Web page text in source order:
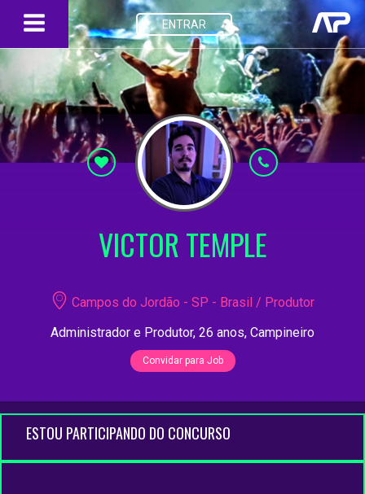
ENTRAR
VICTOR TEMPLE
Campos do Jordão - SP - Brasil / Produtor
Administrador e Produtor, 26 anos, Campineiro
Convidar para Job
ESTOU PARTICIPANDO DO CONCURSO